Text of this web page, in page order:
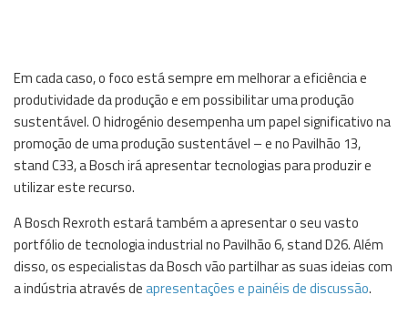
Em cada caso, o foco está sempre em melhorar a eficiência e
produtividade da produção e em possibilitar uma produção
sustentável. O hidrogénio desempenha um papel significativo na
promoção de uma produção sustentável – e no Pavilhão 13,
stand C33, a Bosch irá apresentar tecnologias para produzir e
utilizar este recurso.
A Bosch Rexroth estará também a apresentar o seu vasto
portfólio de tecnologia industrial no Pavilhão 6, stand D26. Além
disso, os especialistas da Bosch vão partilhar as suas ideias com
a indústria através deapresentações e painéis de discussão.